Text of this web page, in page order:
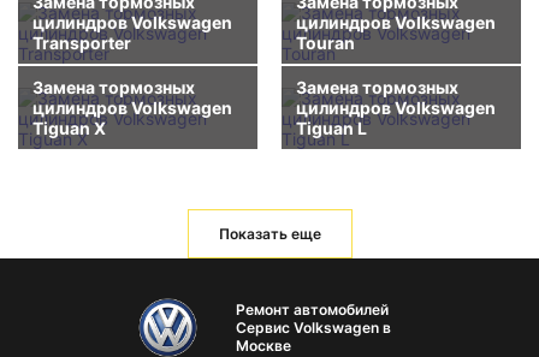
цилиндров Volkswagen
Transporter
цилиндров Volkswagen
Touran
Замена тормозных
цилиндров Volkswagen
Tiguan X
Замена тормозных
цилиндров Volkswagen
Tiguan L
Показать еще
Ремонт автомобилей
Сервис Volkswagen в
Москве